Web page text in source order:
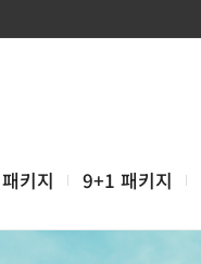
패키지 9+1 패키지